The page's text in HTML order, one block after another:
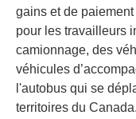
gains et de
pour les travailleurs
camionnage, des
véhicules
l'autobus qui se
territoires du Canada.